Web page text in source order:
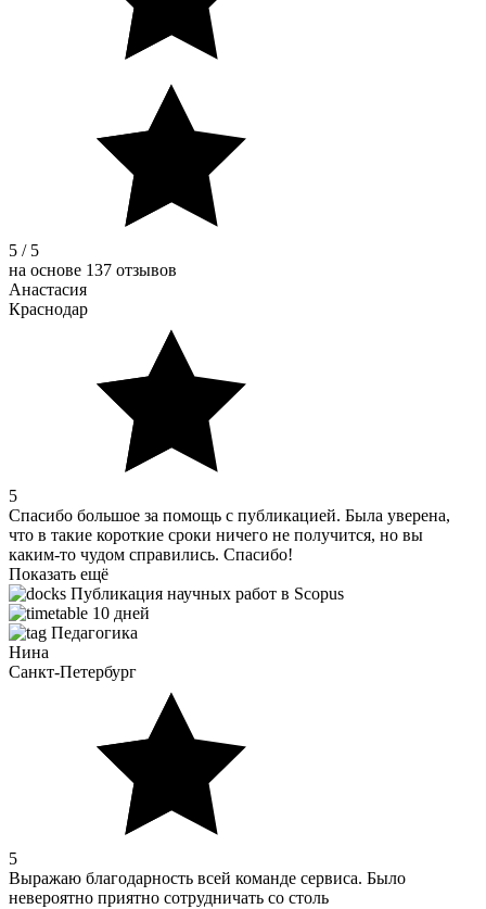
5 / 5
на основе 137 отзывов
Анастасия
Краснодар
5
Спасибо большое за помощь с публикацией. Была уверена,
что в такие короткие сроки ничего не получится, но вы
каким-то чудом справились. Спасибо!
Показать ещё
Публикация научных работ в Scopus
10 дней
Педагогика
Нина
Санкт-Петербург
5
Выражаю благодарность всей команде сервиса. Было
невероятно приятно сотрудничать со столь